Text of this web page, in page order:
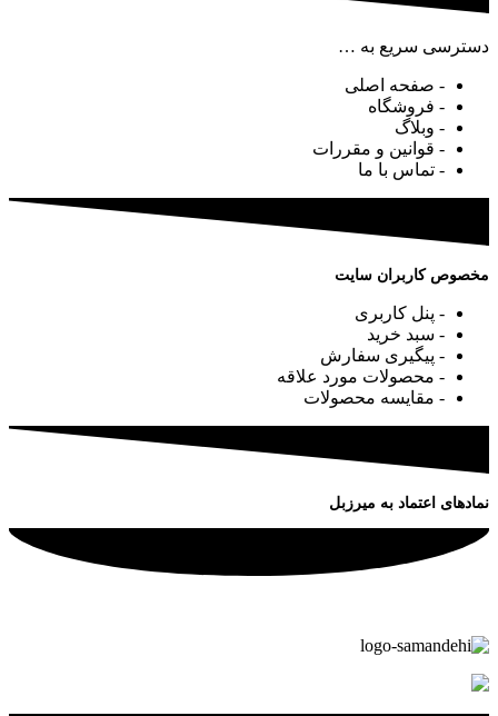
دسترسی سریع به …
- صفحه اصلی
- فروشگاه
- وبلاگ
- قوانین و مقررات
- تماس با ما
مخصوص کاربران سایت
- پنل کاربری
- سبد خرید
- پیگیری سفارش
- محصولات مورد علاقه
- مقایسه محصولات
نمادهای اعتماد به میرزبل